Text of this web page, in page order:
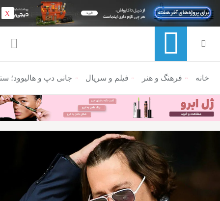
منوی ناوبری خرده نان
خانه فرهنگ و هنر فیلم و سریال جانی دپ و هالیوود؛
X